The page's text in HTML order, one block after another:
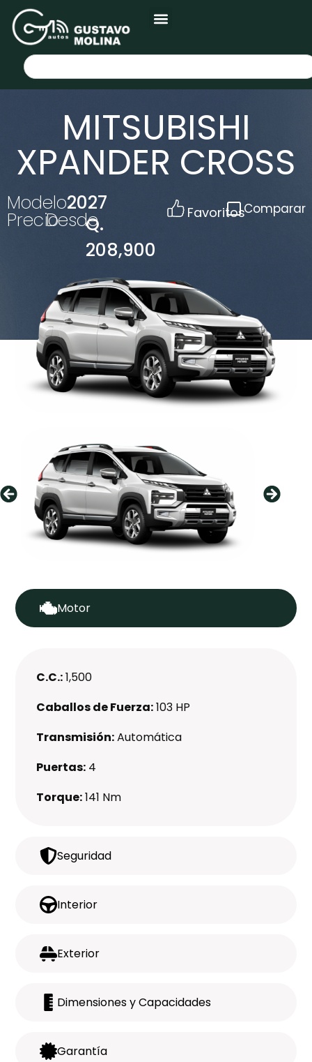
MITSUBISHI
XPANDER CROSS
Modelo2027
PrecioDesde
Q.
208,900
FavoritosComparar
Motor
Seguridad
Interior
Exterior
Dimensiones y Capacidades
Garantía
C.C.:1,500
Caballos de Fuerza:103 HP
Transmisión:Automática
Puertas: 4
Torque:141 Nm